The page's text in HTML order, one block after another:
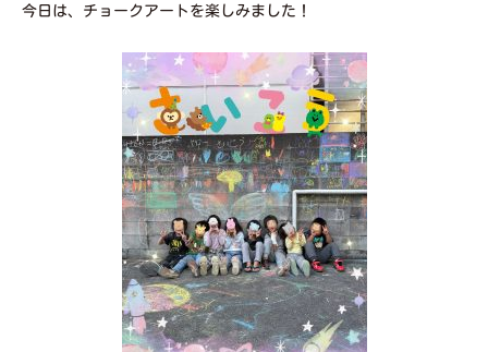
今日は、チョークアートを楽しみました！